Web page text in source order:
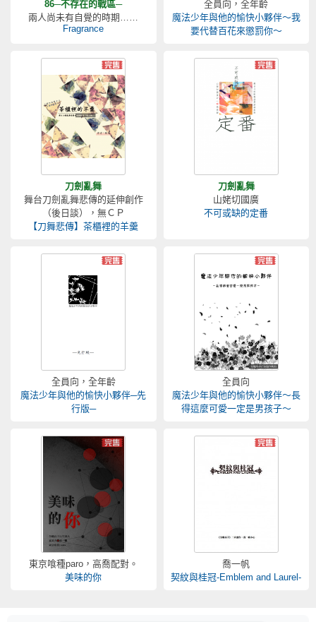
86─不存在的戰區─
兩人尚未有自覺的時期……
Fragrance
全員向，全年齡
魔法少年與他的愉快小夥伴～我
要代替百花來懲罰你～
刀劍亂舞
舞台刀劍亂舞悲傳的延伸創作
（後日談），無ＣＰ
【刀舞悲傳】茶櫃裡的羊羹
刀劍亂舞
山姥切國廣
不可或缺的定番
全員向，全年齡
魔法少年與他的愉快小夥伴─先
行版─
全員向
魔法少年與他的愉快小夥伴～長
得這麼可愛一定是男孩子～
東京喰種paro，高喬配對。
美味的你
喬一帆
契紋與桂冠-Emblem and Laurel-